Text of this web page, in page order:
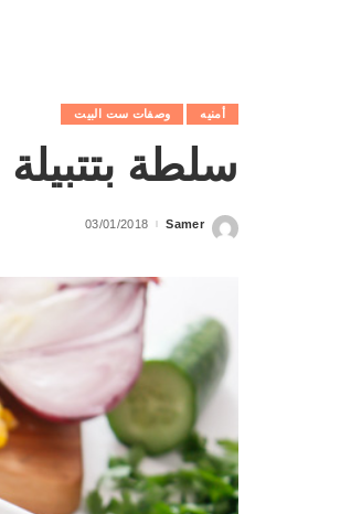
أمنيه وصفات ست البيت
سلطة
Posted
Samer
03/01/2018